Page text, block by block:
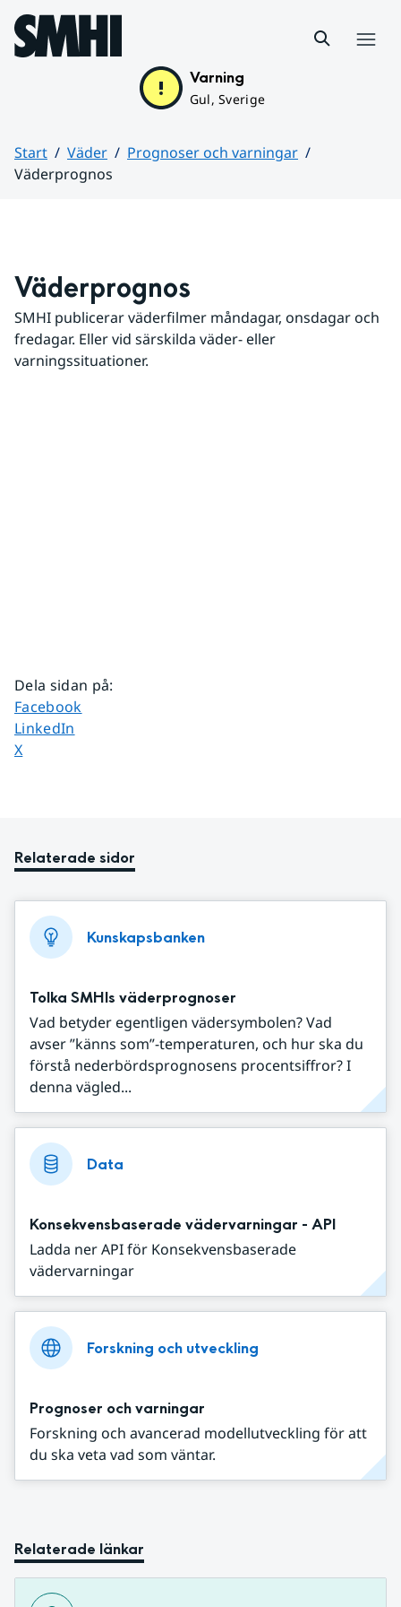
Hoppa till sidans innehåll
Varning
Gul, Sverige
Start Väder
Prognoser och varningar
Väderprognos
Väderprognos
SMHI publicerar väderfilmer måndagar, onsdagar och
fredagar. Eller vid särskilda väder- eller
varningssituationer.
Dela sidan på:
Dela sidan på
Facebook
Dela sidan på
LinkedIn
Dela sidan på
X
Relaterade sidor
Kunskapsbanken
Tolka SMHIs väderprognoser
Vad betyder egentligen vädersymbolen? Vad
avser ”känns som”-temperaturen, och hur ska du
förstå nederbördsprognosens procentsiffror? I
denna vägled...
Data
Konsekvensbaserade vädervarningar - API
Ladda ner API för Konsekvensbaserade
vädervarningar
Forskning och utveckling
Prognoser och varningar
Forskning och avancerad modellutveckling för att
du ska veta vad som väntar.
Relaterade länkar